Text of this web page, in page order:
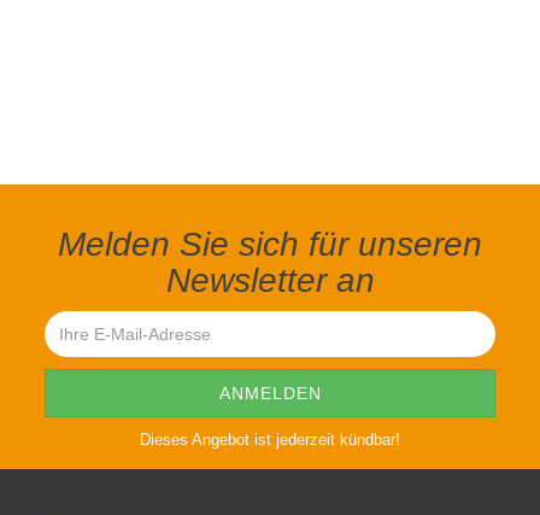
Melden Sie sich für unseren
Newsletter an
Dieses Angebot ist jederzeit kündbar!